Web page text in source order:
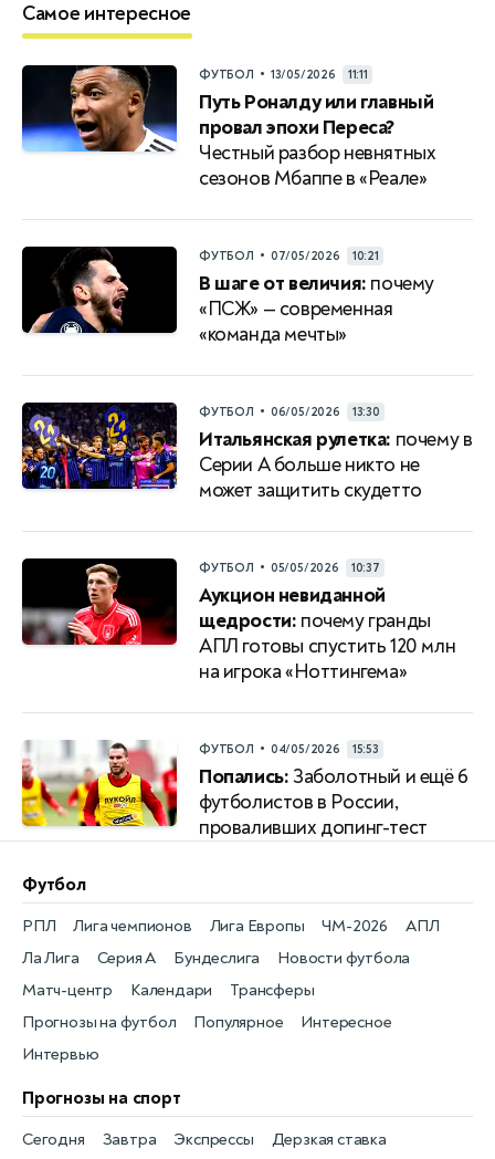
Самое интересное
ФУТБОЛ • 13/05/2026 11:11
Путь Роналду или главный
провал эпохи Переса?
Честный разбор невнятных
сезонов Мбаппе в «Реале»
ФУТБОЛ • 07/05/2026 10:21
В шаге от величия: почему
«ПСЖ» — современная
«команда мечты»
ФУТБОЛ • 06/05/2026 13:30
Итальянская рулетка: почему в
Серии A больше никто не
может защитить скудетто
ФУТБОЛ • 05/05/2026 10:37
Аукцион невиданной
щедрости: почему гранды
АПЛ готовы спустить 120 млн
на игрока «Ноттингема»
ФУТБОЛ • 04/05/2026 15:53
Попались:Заболотный и ещё 6
футболистов в России,
проваливших допинг-тест
Футбол
Новости футбола
РПЛ
Матч-центр
Лига чемпионов
Календари
Лига Европы
Трансферы
ЧМ-2026
Прогнозы на футбол
АПЛ
Популярное
Ла Лига
Интересное
Серия А
Интервью
Бундеслига
Прогнозы на спорт
Сегодня
Завтра Экспрессы Дерзкая ставка